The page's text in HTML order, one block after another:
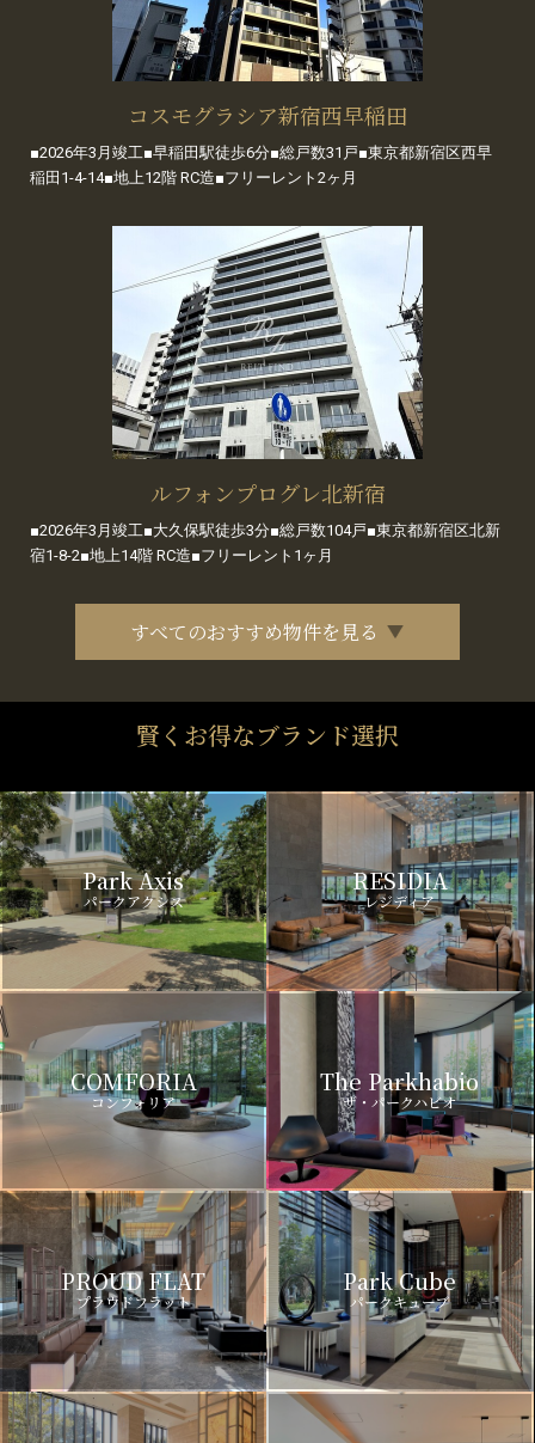
コスモグラシア新宿西早稲田
■2026年3月竣工■早稲田駅徒歩6分■総戸数31戸■東京都新宿区西早
稲田1-4-14■地上12階 RC造■フリーレント2ヶ月
ルフォンプログレ北新宿
■2026年3月竣工■大久保駅徒歩3分■総戸数104戸■東京都新宿区北新
宿1-8-2■地上14階 RC造■フリーレント1ヶ月
すべてのおすすめ物件を見る
賢くお得なブランド選択
Park Axis
パークアクシス
RESIDIA
レジディア
COMFORIA
コンフォリア
The Parkhabio
ザ・パークハビオ
PROUD FLAT
プラウドフラット
Park Cube
パークキューブ